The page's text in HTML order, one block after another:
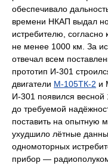
обеспечивало
времени НКАП выдал
истребителю,
не менее 1000 км. За
отвечал всем
прототип И-301
двигатели М-105ТК-2 и
И-301 появился весной
до требуемой
поставить на опытную
ухудшило лётные
одномоторных
прибор —